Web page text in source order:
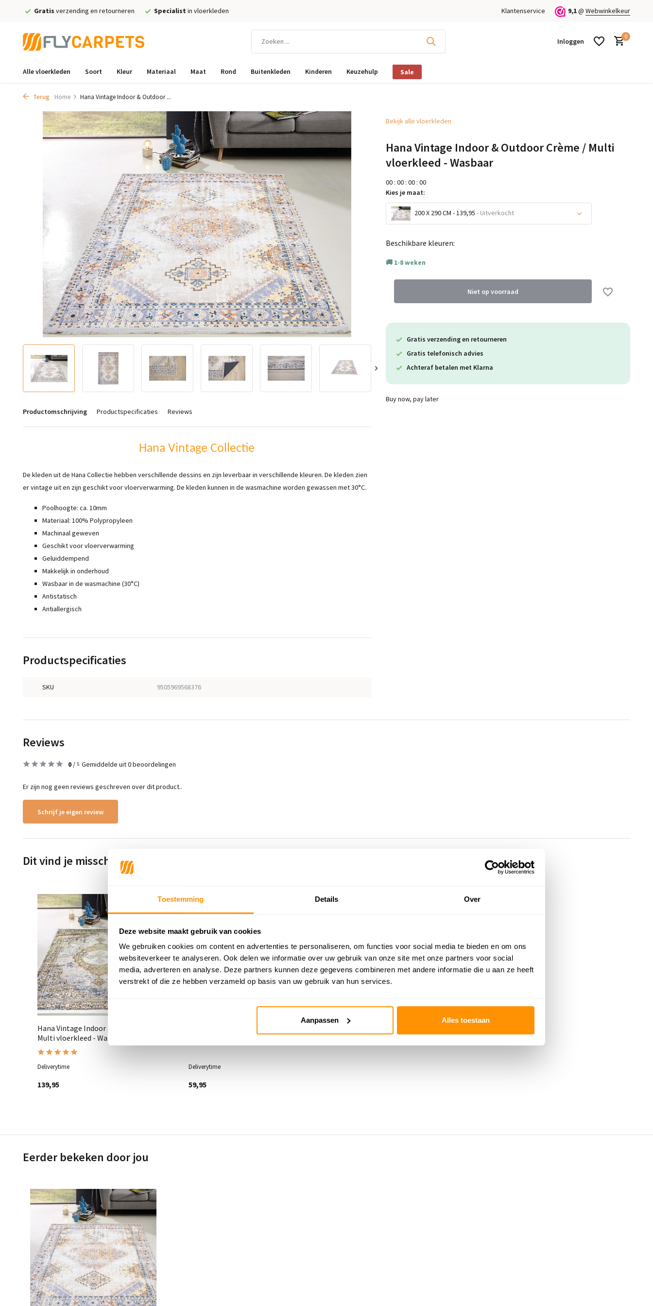
Toestemming Details Over
Deze website maakt gebruik van cookies
We gebruiken cookies om content en advertenties te personaliseren, om functies voor social media te bieden en om ons
websiteverkeer te analyseren. Ook delen we informatie over uw gebruik van onze site met onze partners voor social
media, adverteren en analyse. Deze partners kunnen deze gegevens combineren met andere informatie die u aan ze heeft
verstrekt of die ze hebben verzameld op basis van uw gebruik van hun services.
Aanpassen Alles toestaan
Gratis verzending en retourneren Specialist in vloerkleden Klantenservice 9,1@ Webwinkelkeur
Inloggen
0
Alle vloerkleden Soort Kleur Materiaal Maat Rond Buitenkleden Kinderen Keuzehulp Sale
Terug Home Hana Vintage Indoor & Outdoor ...
Productomschrijving Productspecificaties Reviews
Hana Vintage Collectie
De kleden uit de Hana Collectie hebben verschillende dessins en zijn leverbaar in verschillende kleuren. De kleden zien
er vintage uit en zijn geschikt voor vloerverwarming. De kleden kunnen in de wasmachine worden gewassen met 30°C.
Poolhoogte: ca. 10mm
Materiaal: 100% Polypropyleen
Machinaal geweven
Geschikt voor vloerverwarming
Geluiddempend
Makkelijk in onderhoud
Wasbaar in de wasmachine (30°C)
Antistatisch
Antiallergisch
Productspecificaties
SKU 9505969568376
Bekijk alle vloerkleden
Hana Vintage Indoor & Outdoor Crème / Multi
vloerkleed - Wasbaar
00: 00: 00: 00
Kies je maat:
200 X 290 CM - 139,95 - Uitverkocht
Beschikbare kleuren:
1-8 weken
Niet op voorraad
Buy now, pay later
Gratis verzending en retourneren
Gratis telefonisch advies
Achteraf betalen met Klarna
Reviews
0 / 5 Gemiddelde uit 0 beoordelingen
Er zijn nog geen reviews geschreven over dit product..
Schrijf je eigen review
Dit vind je misschien ook leuk
Hana Vintage Indoor & Outdoor
Multi vloerkleed - Wasbaar
Deliverytime
139,95
Deliverytime
59,95
Eerder bekeken door jou